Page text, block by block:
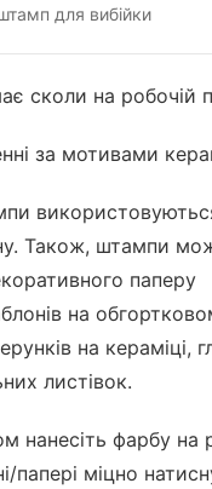
для вибійки
сколи на робочій
за мотивами
Також, штампи
паперу
на
на кераміці,
листівок.
нанесіть фарбу
папері міцно